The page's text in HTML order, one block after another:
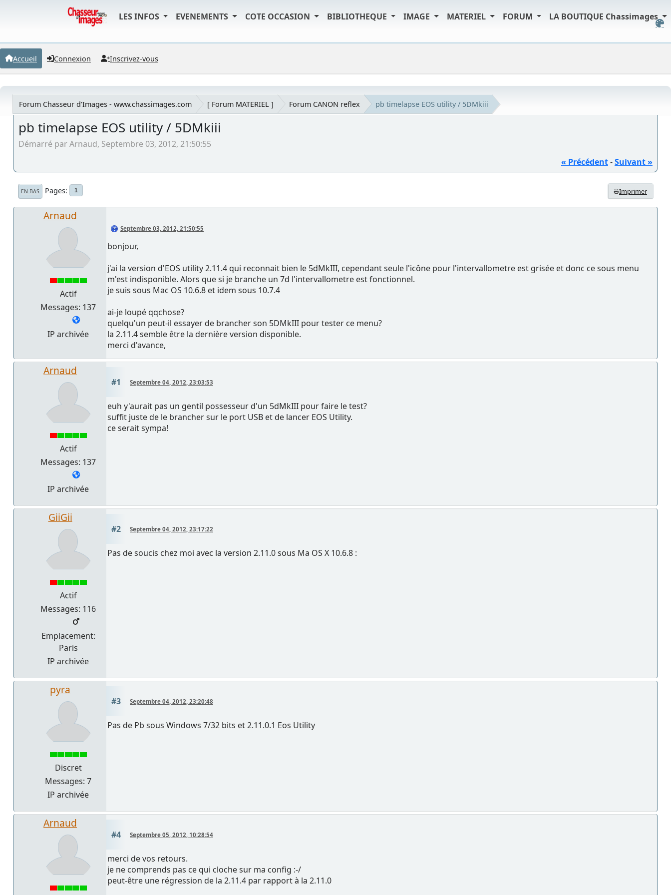
LES INFOS EVENEMENTS COTE OCCASION BIBLIOTHEQUE IMAGE MATERIEL FORUM LA BOUTIQUE Chassimages
Accueil Connexion Inscrivez-vous
Forum Chasseur d'Images - www.chassimages.com [ Forum MATERIEL ] Forum CANON reflex pb timelapse EOS utility / 5DMkiii
pb timelapse EOS utility / 5DMkiii
Démarré par Arnaud, Septembre 03, 2012, 21:50:55
« Précédent-Suivant »
Imprimer
EN BAS Pages 1
Arnaud
Actif
Messages: 137
IP archivée
Septembre 03, 2012, 21:50:55
bonjour,
j'ai la version d'EOS utility 2.11.4 qui reconnait bien le 5dMkIII, cependant seule l'icône pour l'intervallometre est grisée et donc ce sous menu
m'est indisponible. Alors que si je branche un 7d l'intervallometre est fonctionnel.
je suis sous Mac OS 10.6.8 et idem sous 10.7.4
ai-je loupé qqchose?
quelqu'un peut-il essayer de brancher son 5DMkIII pour tester ce menu?
la 2.11.4 semble être la dernière version disponible.
merci d'avance,
Arnaud
Actif
Messages: 137
IP archivée
#1 Septembre 04, 2012, 23:03:53
euh y'aurait pas un gentil possesseur d'un 5dMkIII pour faire le test?
suffit juste de le brancher sur le port USB et de lancer EOS Utility.
ce serait sympa!
GiiGii
Actif
Messages: 116
Emplacement:
Paris
IP archivée
#2 Septembre 04, 2012, 23:17:22
Pas de soucis chez moi avec la version 2.11.0 sous Ma OS X 10.6.8 :
pyra
Discret
Messages: 7
IP archivée
#3 Septembre 04, 2012, 23:20:48
Pas de Pb sous Windows 7/32 bits et 2.11.0.1 Eos Utility
Arnaud
#4 Septembre 05, 2012, 10:28:54
merci de vos retours.
je ne comprends pas ce qui cloche sur ma config :-/
peut-être une régression de la 2.11.4 par rapport à la 2.11.0